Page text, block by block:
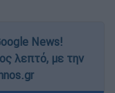
News!
λεπτό, με την